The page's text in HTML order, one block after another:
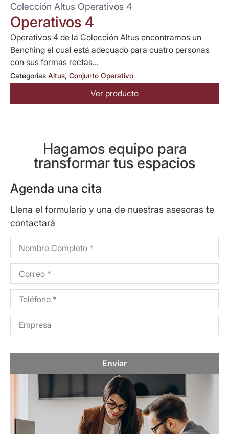
Colección Altus Operativos 4
Operativos 4
Operativos 4 de la Colección Altus encontramos un
Benching el cual está adecuado para cuatro personas
con sus formas rectas...
Categorias Altus, Conjunto Operativo
Ver producto
Hagamos equipo para
transformar tus espacios
Agenda una cita
Llena el formulario y una de nuestras asesoras te
contactará
Enviar